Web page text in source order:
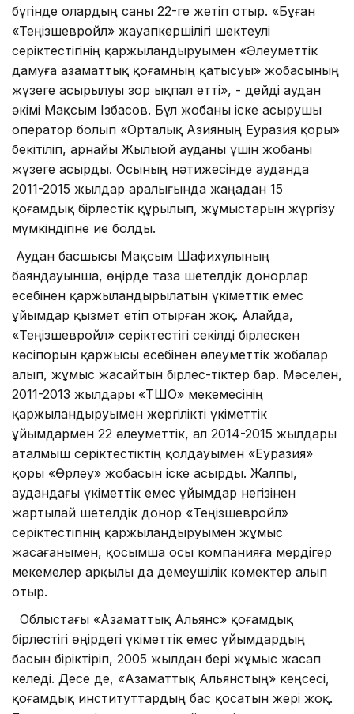
бүгінде олардың саны 22-ге жетіп отыр. «Бұған
«Теңізшевройл» жауапкершілігі шектеулі
серіктестігінің қаржыландыруымен «Әлеуметтік
дамуға азаматтық қоғамның қатысуы» жобасының
жүзеге асырылуы зор ықпал етті», - дейді аудан
әкімі Мақсым Ізбасов. Бұл жобаны іске асырушы
оператор болып «Орталық Азияның Еуразия қоры»
бекітіліп, арнайы Жылыой ауданы үшін жобаны
жүзеге асырды. Осының нәтижесінде ауданда
2011-2015 жылдар аралығында жаңадан 15
қоғамдық бірлестік құрылып, жұмыстарын жүргізу
мүмкіндігіне ие болды.
Аудан басшысы Мақсым Шафихұлының
баяндауынша, өңірде таза шетелдік донорлар
есебінен қаржыландырылатын үкіметтік емес
ұйымдар қызмет етіп отырған жоқ. Алайда,
«Теңізшевройл» серіктестігі секілді бірлескен
кәсіпорын қаржысы есебінен әлеуметтік жобалар
алып, жұмыс жасайтын бірлес-тіктер бар. Мәселен,
2011-2013 жылдары «ТШО» мекемесінің
қаржыландыруымен жергілікті үкіметтік
ұйымдармен 22 әлеуметтік, ал 2014-2015 жылдары
аталмыш серіктестіктің қолдауымен «Еуразия»
қоры «Өрлеу» жобасын іске асырды. Жалпы,
аудандағы үкіметтік емес ұйымдар негізінен
жартылай шетелдік донор «Теңізшевройл»
серіктестігінің қаржыландыруымен жұмыс
жасағанымен, қосымша осы компанияға мердігер
мекемелер арқылы да демеушілік көмектер алып
отыр.
Облыстағы «Азаматтық Альянс» қоғамдық
бірлестігі өңірдегі үкіметтік емес ұйымдардың
басын біріктіріп, 2005 жылдан бері жұмыс жасап
келеді. Десе де, «Азаматтық Альянстың» кеңсесі,
қоғамдық институттардың бас қосатын жері жоқ.